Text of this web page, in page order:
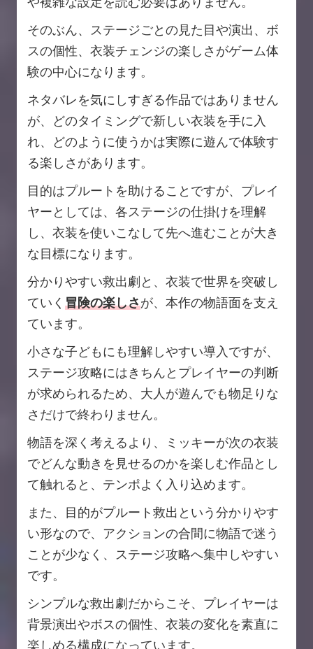
そのぶん、ステージごとの見た目や演出、ボ
スの個性、衣装チェンジの楽しさがゲーム体
験の中心になります。
ネタバレを気にしすぎる作品ではありません
が、どのタイミングで新しい衣装を手に入
れ、どのように使うかは実際に遊んで体験す
る楽しさがあります。
目的はプルートを助けることですが、プレイ
ヤーとしては、各ステージの仕掛けを理解
し、衣装を使いこなして先へ進むことが大き
な目標になります。
分かりやすい救出劇と、衣装で世界を突破し
ていく 冒険の楽しさが、本作の物語面を支え
ています。
小さな子どもにも理解しやすい導入ですが、
ステージ攻略にはきちんとプレイヤーの判断
が求められるため、大人が遊んでも物足りな
さだけで終わりません。
物語を深く考えるより、ミッキーが次の衣装
でどんな動きを見せるのかを楽しむ作品とし
て触れると、テンポよく入り込めます。
また、目的がプルート救出という分かりやす
い形なので、アクションの合間に物語で迷う
ことが少なく、ステージ攻略へ集中しやすい
です。
シンプルな救出劇だからこそ、プレイヤーは
背景演出やボスの個性、衣装の変化を素直に
楽しめる構成になっています。